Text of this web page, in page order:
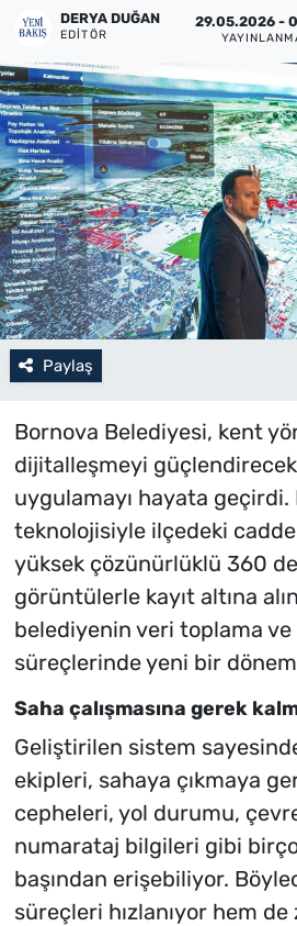
DERYA DUĞAN
EDITÖR
29.05.2026 -
Paylaş
Bornova Belediyesi, kent
dijitalleşmeyi
uygulamayı hayata
teknolojisiyle ilçedeki
yüksek çözünürlüklü 360
görüntülerle kayıt altına
belediyenin veri toplama
süreçlerinde yeni bir dönem
Saha çalışmasına gerek
Geliştirilen sistem
ekipleri, sahaya çıkmaya
cepheleri, yol durumu,
numarataj bilgileri gibi
başından erişebiliyor.
süreçleri hızlanıyor hem